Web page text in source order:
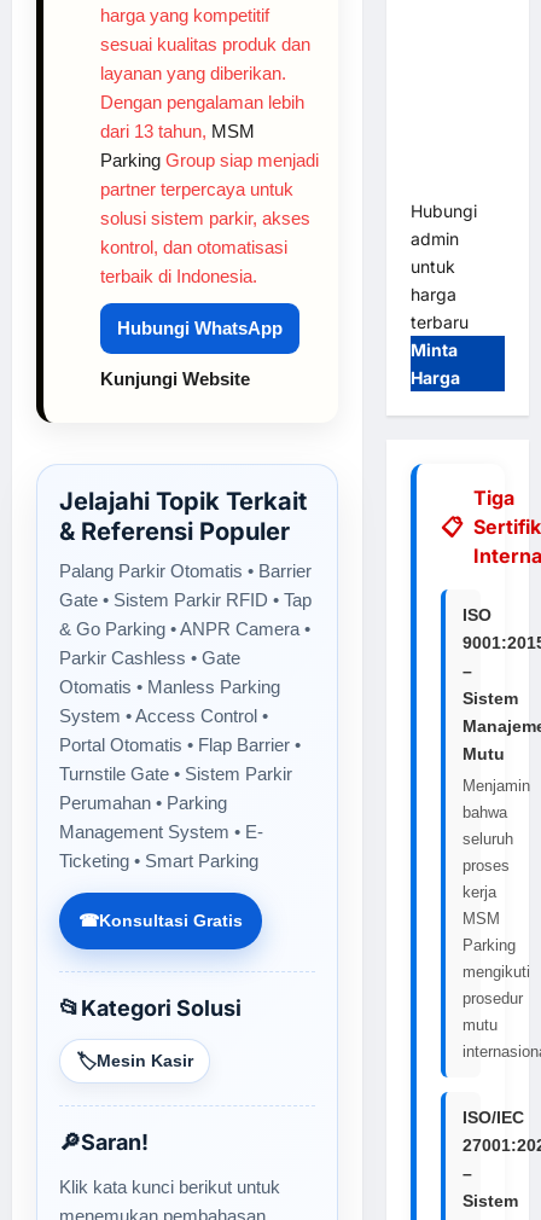
harga yang kompetitif
sesuai kualitas produk dan
layanan yang diberikan.
Dengan pengalaman lebih
dari 13 tahun, MSM
Parking Group siap menjadi
partner terpercaya untuk
solusi sistem parkir, akses
kontrol, dan otomatisasi
terbaik di Indonesia.
Hubungi WhatsApp
Kunjungi Website
Jelajahi Topik Terkait
& Referensi Populer
Palang Parkir Otomatis • Barrier
Gate • Sistem Parkir RFID • Tap
& Go Parking • ANPR Camera •
Parkir Cashless • Gate
Otomatis • Manless Parking
System • Access Control •
Portal Otomatis • Flap Barrier •
Turnstile Gate • Sistem Parkir
Perumahan • Parking
Management System • E-
Ticketing • Smart Parking
☎Konsultasi Gratis
📂Kategori Solusi
🏷️Mesin Kasir
🔎Saran!
Klik kata kunci berikut untuk
menemukan pembahasan
Hubungi
admin
untuk
harga
terbaru
Minta
Harga
Tiga
ISO
–
Sistem
Mutu
Menjamin
bahwa
seluruh
proses
kerja
MSM
Parking
mengikuti
prosedur
mutu
ISO/IEC
–
Sistem